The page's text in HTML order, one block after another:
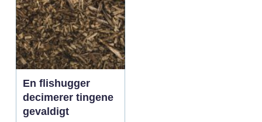
En flishugger
decimerer tingene
gevaldigt